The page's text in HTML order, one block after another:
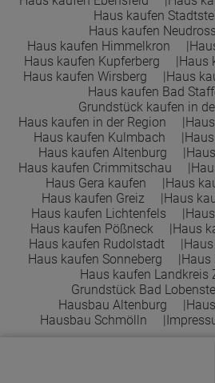
Haus kaufen
Haus kaufen
Haus kaufen Himmelkron
Haus kaufen Kupferberg
Haus
Haus kaufen Wirsberg
Haus
Haus kaufen Bad
Grundstück kaufen in
Haus kaufen in der Region
Haus kaufen Kulmbach
Haus kaufen Altenburg
Haus kaufen Crimmitschau
Haus Gera kaufen
Haus
Haus kaufen Greiz
Haus
Haus kaufen Lichtenfels
Haus kaufen Pößneck
Haus
Haus kaufen Rudolstadt
Haus kaufen Sonneberg
Haus
Haus kaufen Landkreis
Grundstück Bad
Hausbau Altenburg
Hausbau Schmölln